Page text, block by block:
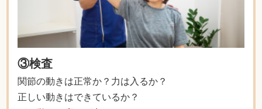
③検査
関節の動きは正常か？力は入るか？
正しい動きはできているか？